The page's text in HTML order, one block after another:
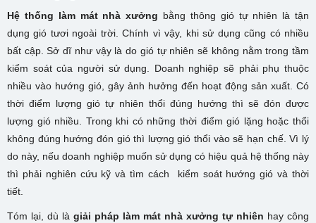
Hệ thống làm mát nhà xưởng bằng thông gió tự nhiên là tận
dụng gió tươi ngoài trời. Chính vì vậy, khi sử dụng cũng có nhiều
bất cập. Sở dĩ như vậy là do gió tự nhiên sẽ không nằm trong tầm
kiểm soát của người sử dụng. Doanh nghiệp sẽ phải phụ thuộc
nhiều vào hướng gió, gây ảnh hưởng đến hoạt động sản xuất. Có
thời điểm lượng gió tự nhiên thổi đúng hướng thì sẽ đón được
lượng gió nhiều. Trong khi có những thời điểm gió lặng hoặc thổi
không đúng hướng đón gió thì lượng gió thổi vào sẽ hạn chế. Vì lý
do này, nếu doanh nghiệp muốn sử dụng có hiệu quả hệ thống này
thì phải nghiên cứu kỹ và tìm cách kiểm soát hướng gió và thời
tiết.
Tóm lại, dù là giải pháp làm mát nhà xưởng tự nhiên hay công